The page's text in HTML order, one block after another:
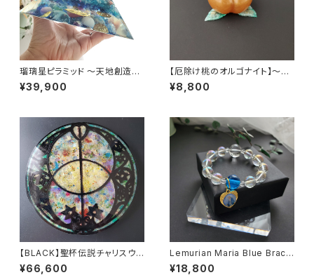
瑠璃星ピラミッド 〜天地創造～
白銀比オルゴナイト
¥39,900
【厄除け桃のオルゴナイト】～黄
金桃～
¥8,800
【BLACK】聖杯伝説チャリスウェ
ル・パワープレート
¥66,600
Lemurian Maria Blue Brace
let
¥18,800